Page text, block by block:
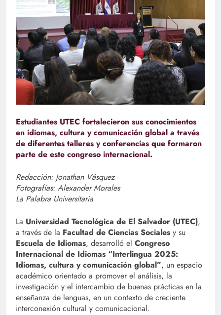
Estudiantes UTEC fortalecieron sus conocimientos
en idiomas, cultura y comunicación global a través
de diferentes talleres y conferencias que formaron
parte de este congreso internacional.
Redacción: Jonathan Vásquez
Fotografías: Alexander Morales
La Palabra Universitaria
La Universidad Tecnológica de El Salvador (UTEC),
a través de la Facultad de Ciencias Sociales y su
Escuela de Idiomas, desarrolló el Congreso
Internacional de Idiomas “Interlingua 2025:
Idiomas, cultura y comunicación global”, un espacio
académico orientado a promover el análisis, la
investigación y el intercambio de buenas prácticas en la
enseñanza de lenguas, en un contexto de creciente
interconexión cultural y comunicacional.